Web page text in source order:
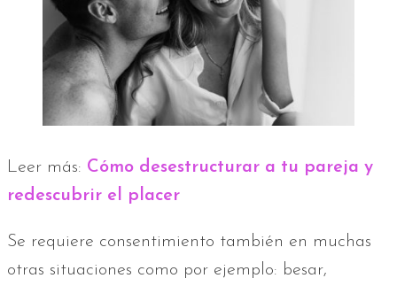
Leer más: Cómo desestructurar a tu pareja y
redescubrir el placer
Se requiere consentimiento también en muchas
otras situaciones como por ejemplo: besar,